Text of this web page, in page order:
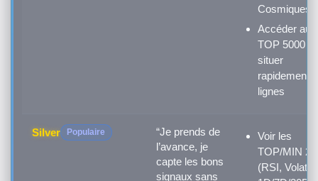
Cosmiques
Accéder au
TOP 5000
situer
rapidement
lignes
Silver Populaire
“Je prends de
l’avance, je
capte les bons
signaux sans
Voir les
TOP/MIN 20
(RSI,